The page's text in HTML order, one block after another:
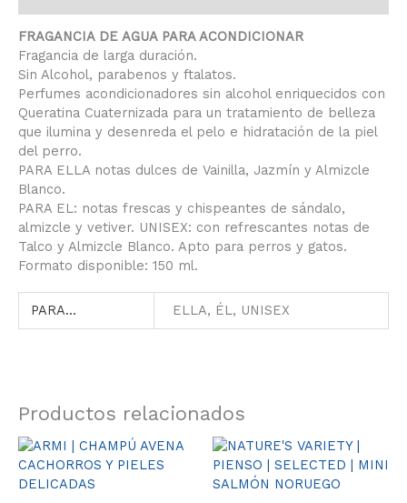
FRAGANCIA DE AGUA PARA ACONDICIONAR
Fragancia de larga duración.
Sin Alcohol, parabenos y ftalatos.
Perfumes acondicionadores sin alcohol enriquecidos con
Queratina Cuaternizada para un tratamiento de belleza
que ilumina y desenreda el pelo e hidratación de la piel
del perro.
PARA ELLA notas dulces de Vainilla, Jazmín y Almizcle
Blanco.
PARA EL: notas frescas y chispeantes de sándalo,
almizcle y vetiver. UNISEX: con refrescantes notas de
Talco y Almizcle Blanco. Apto para perros y gatos.
Formato disponible: 150 ml.
PARA... ELLA, ÉL, UNISEX
Productos relacionados
Rango
de
Este
producto